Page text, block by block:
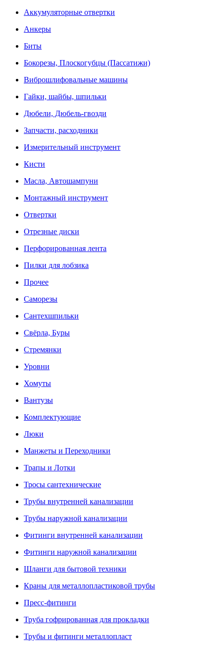
Аккумуляторные отвертки
Анкеры
Биты
Бокорезы, Плоскогубцы (Пассатижи)
Виброшлифовальные машины
Гайки, шайбы, шпильки
Дюбели, Дюбель-гвозди
Запчасти, расходники
Измерительный инструмент
Кисти
Масла, Автошампуни
Монтажный инструмент
Отвертки
Отрезные диски
Перфорированная лента
Пилки для лобзика
Прочее
Саморезы
Сантехшпильки
Свёрла, Буры
Стремянки
Уровни
Хомуты
Вантузы
Комплектующие
Люки
Манжеты и Переходники
Трапы и Лотки
Тросы сантехнические
Трубы внутренней канализации
Трубы наружной канализации
Фитинги внутренней канализации
Фитинги наружной канализации
Шланги для бытовой техники
Краны для металлопластиковой трубы
Пресс-фитинги
Труба гофрированная для прокладки
Трубы и фитинги металлопласт